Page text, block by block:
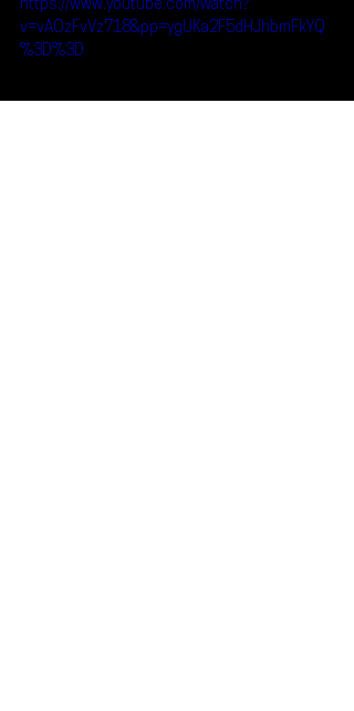
https://www.youtube.com/watch?
v=vAOzFvVz718&pp=ygUKa2F5dHJhbmFkYQ
%3D%3D